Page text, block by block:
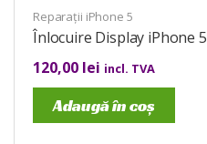
Reparații iPhone 5
Înlocuire Display iPhone 5
120,00 lei incl. TVA
Adaugă în coș